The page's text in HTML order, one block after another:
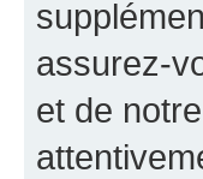
assurez-
et de